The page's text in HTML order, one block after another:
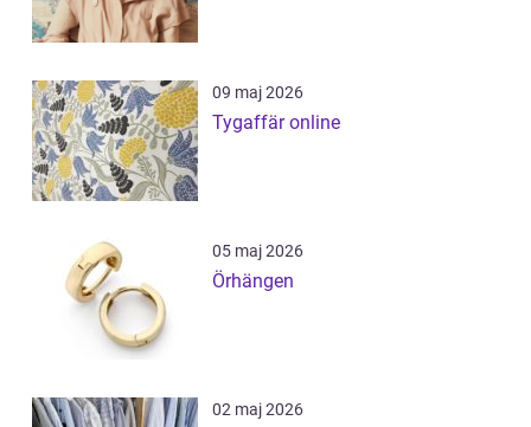
09 maj 2026
Tygaffär online
05 maj 2026
Örhängen
02 maj 2026